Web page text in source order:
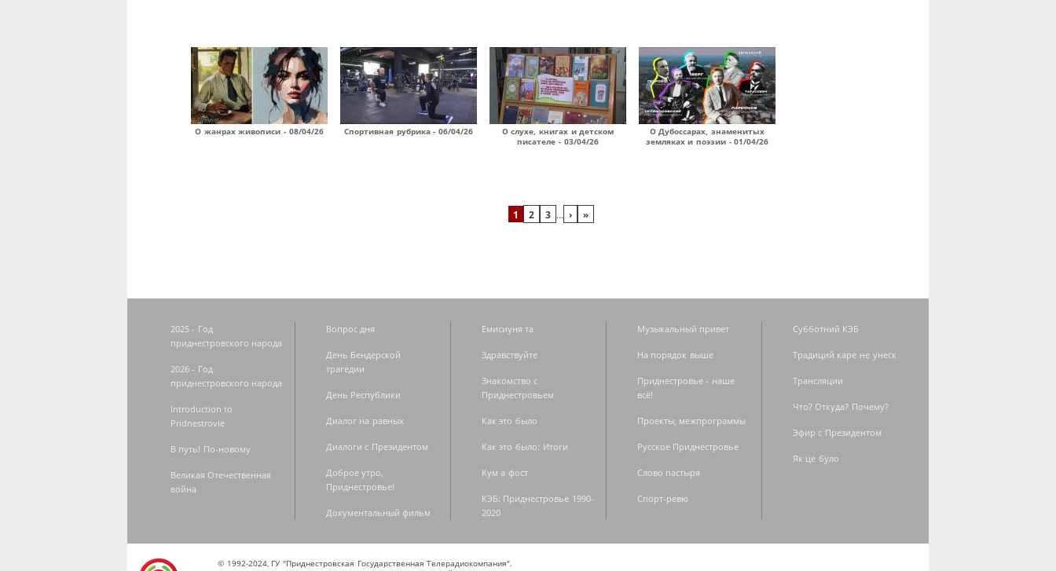
О жанрах живописи - 08/04/26 Спортивная рубрика - 06/04/26
О слухе, книгах и детском
писателе - 03/04/26
О Дубоссарах, знаменитых
земляках и поэзии - 01/04/26
1 2 3 … › »
2025 - Год
приднестровского народа
2026 - Год
приднестровского народа
Introduction to
Pridnestrovie
В путь! По-новому
Великая Отечественная
война
Вопрос дня
День Бендерской
трагедии
День Республики
Диалог на равных
Диалоги с Президентом
Доброе утро,
Приднестровье!
Документальный фильм
Емисиуня та
Здравствуйте
Знакомство с
Приднестровьем
Как это было
Как это было: Итоги
Кум а фост
КЭБ: Приднестровье 1990-
2020
Музыкальный привет
На порядок выше
Приднестровье - наше
всё!
Проекты, межпрограммы
Русское Приднестровье
Слово пастыря
Спорт-ревю
Субботний КЭБ
Традиций каре не унеск
Трансляции
Что? Откуда? Почему?
Эфир с Президентом
Як це було
© 1992-2024, ГУ "Приднестровская Государственная Телерадиокомпания".